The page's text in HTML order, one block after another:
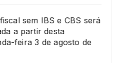
sem IBS e CBS será
a partir desta
feira 3 de agosto de